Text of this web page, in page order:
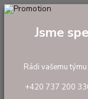
tel: +420 737 200 336
Jsme
Rádi vašemu
+420 737 200